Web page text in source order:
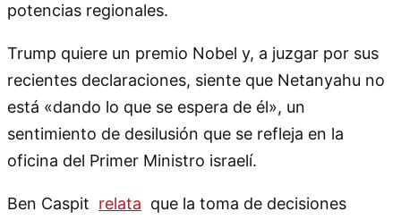
potencias regionales.
Trump quiere un premio Nobel y, a juzgar por sus
recientes declaraciones, siente que Netanyahu no
está «dando lo que se espera de él», un
sentimiento de desilusión que se refleja en la
oficina del Primer Ministro israelí.
Ben Caspit relata que la toma de decisiones